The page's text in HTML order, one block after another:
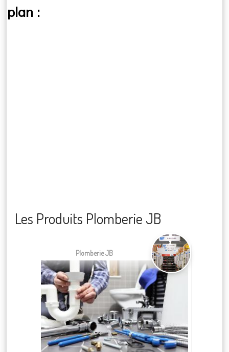
plan :
Les Produits Plomberie JB
Plomberie JB